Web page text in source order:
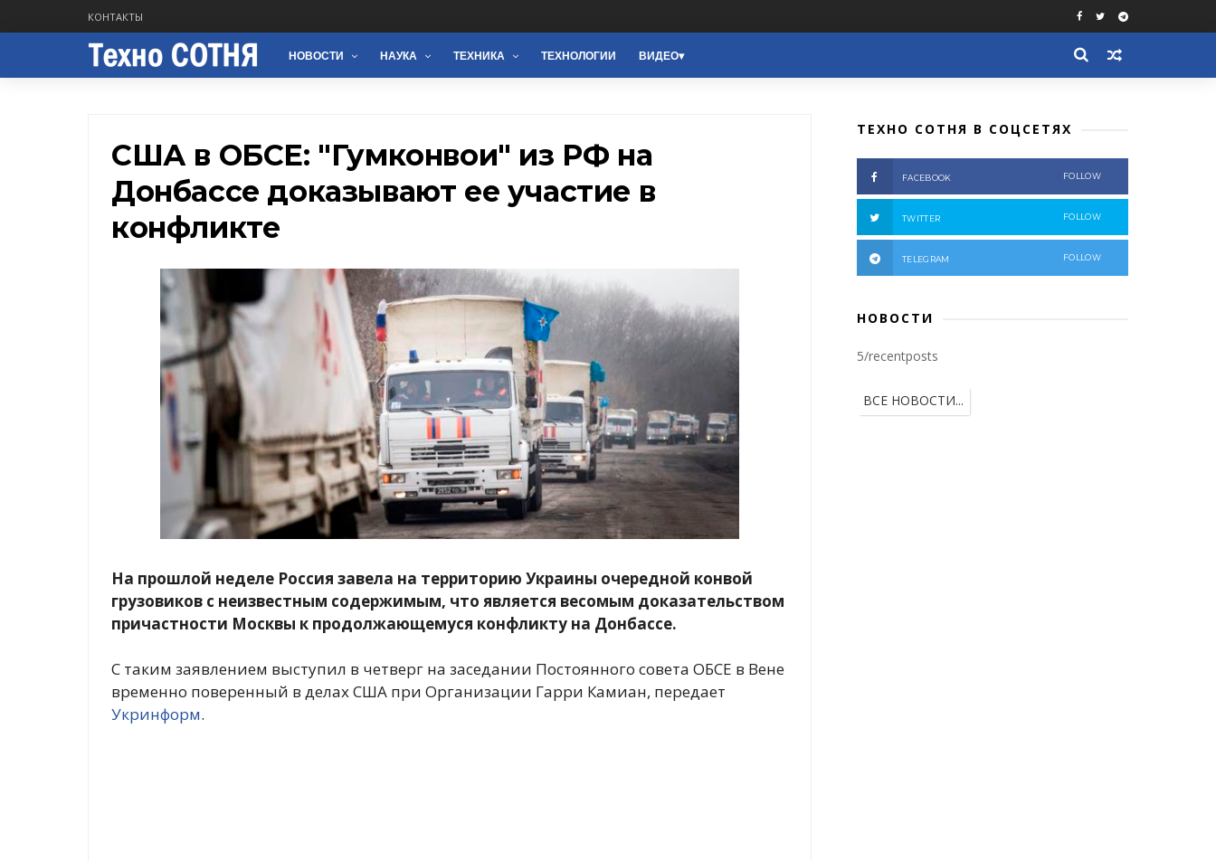
КОНТАКТЫ
НОВОСТИ НАУКА ТЕХНИКА ТЕХНОЛОГИИ ВИДЕО
США в ОБСЕ: "Гумконвои" из РФ на
Донбассе доказывают ее участие в
конфликте
На прошлой неделе Россия завела на территорию Украины очередной конвой
грузовиков с неизвестным содержимым, что является весомым доказательством
причастности Москвы к продолжающемуся конфликту на Донбассе.
С таким заявлением выступил в четверг на заседании Постоянного совета ОБСЕ в Вене
временно поверенный в делах США при Организации Гарри Камиан, передает
Укринформ.
ТЕХНО СОТНЯ В СОЦСЕТЯХ
FACEBOOK FOLLOW
TWITTER FOLLOW
TELEGRAM FOLLOW
НОВОСТИ
5/recentposts
ВСЕ НОВОСТИ...